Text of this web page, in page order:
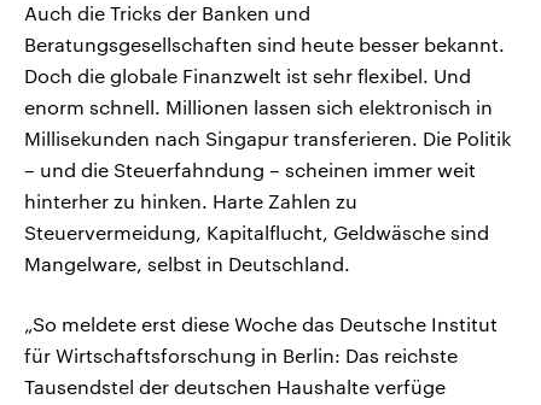
Auch die Tricks der Banken und
Beratungsgesellschaften sind heute besser bekannt.
Doch die globale Finanzwelt ist sehr flexibel. Und
enorm schnell. Millionen lassen sich elektronisch in
Millisekunden nach Singapur transferieren. Die Politik
– und die Steuerfahndung – scheinen immer weit
hinterher zu hinken. Harte Zahlen zu
Steuervermeidung, Kapitalflucht, Geldwäsche sind
Mangelware, selbst in Deutschland.
„So meldete erst diese Woche das Deutsche Institut
für Wirtschaftsforschung in Berlin: Das reichste
Tausendstel der deutschen Haushalte verfüge